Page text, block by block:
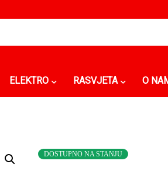
ELEKTRO RASVJETA O
DOSTUPNO NA STANJU